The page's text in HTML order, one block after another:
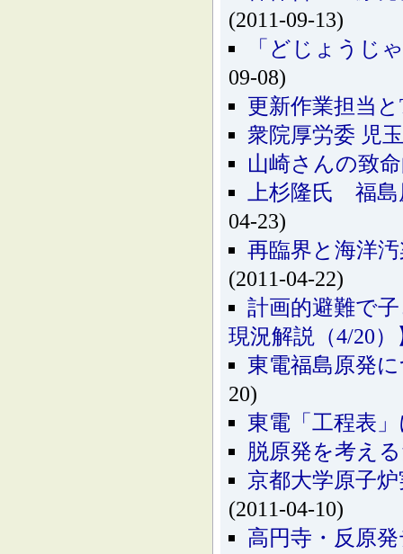
(2011-09-13)
「どじょうじ
09-08)
更新作業担当
衆院厚労委 児
山崎さんの致
上杉隆氏 福島
04-23)
再臨界と海洋
(2011-04-22)
計画的避難で
現況解説（4/20）
東電福島原発
20)
東電「工程表
脱原発を考え
京都大学原子
(2011-04-10)
高円寺・反原